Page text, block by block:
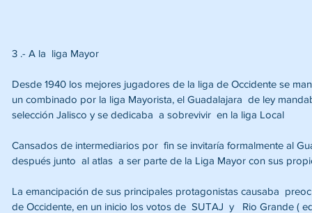
3 .- A la  liga Mayor
Desde 1940 los mejores jugadores de la liga de Occidente se
un combinado por la liga Mayorista, el Guadalajara  de ley
selección Jalisco y se dedicaba  a sobrevivir  en la liga Local
Cansados de intermediarios por  fin se invitaría formalmente al
después junto  al atlas  a ser parte de la Liga Mayor con sus
La emancipación de sus principales protagonistas causaba
de Occidente, en un inicio los votos de  SUTAJ  y   Rio Grande (